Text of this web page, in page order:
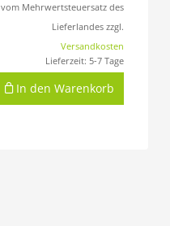
In den Warenkorb
vom Mehrwertsteuersatz des
Lieferlandes zzgl.
Versandkosten
Lieferzeit: 5-7 Tage